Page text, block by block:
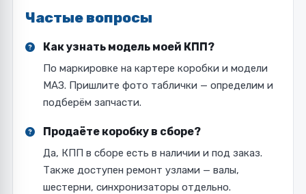
Частые вопросы
Как узнать модель моей КПП?
По маркировке на картере коробки и модели
МАЗ. Пришлите фото таблички — определим и
подберём запчасти.
Продаёте коробку в сборе?
Да, КПП в сборе есть в наличии и под заказ.
Также доступен ремонт узлами — валы,
шестерни, синхронизаторы отдельно.